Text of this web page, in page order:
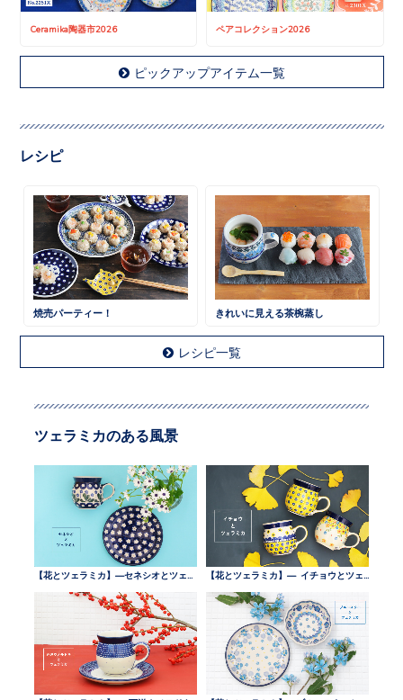
Ceramika陶器市2026 ペアコレクション2026
ピックアップアイテム一覧
レシピ
焼売パーティー！ きれいに見える茶椀蒸し
レシピ一覧
ツェラミカのある風景